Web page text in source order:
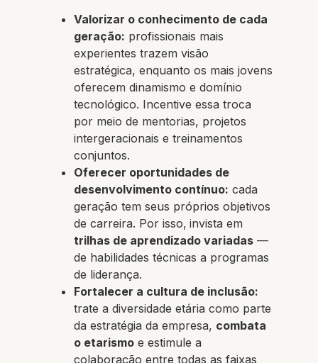
Valorizar o conhecimento de cada
geração: profissionais mais
experientes trazem visão
estratégica, enquanto os mais jovens
oferecem dinamismo e domínio
tecnológico. Incentive essa troca
por meio de mentorias, projetos
intergeracionais e treinamentos
conjuntos.
Oferecer oportunidades de
desenvolvimento contínuo: cada
geração tem seus próprios objetivos
de carreira. Por isso, invista em
trilhas de aprendizado variadas —
de habilidades técnicas a programas
de liderança.
Fortalecer a cultura de inclusão:
trate a diversidade etária como parte
da estratégia da empresa, combata
o etarismo e estimule a
colaboração entre todas as faixas